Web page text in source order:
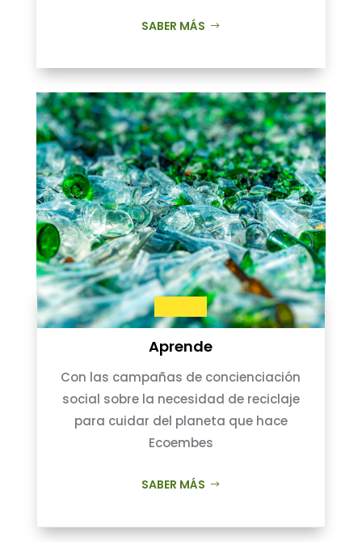
SABER MÁS
Aprende
Con las campañas de concienciación
social sobre la necesidad de reciclaje
para cuidar del planeta que hace
Ecoembes
SABER MÁS